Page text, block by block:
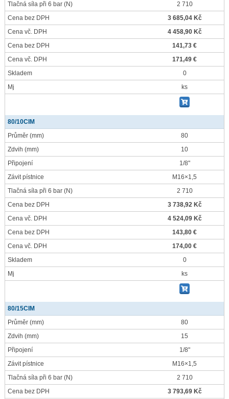
Tlačná síla při 6 bar (N)
2 710
Cena bez DPH
3 685,04 Kč
Cena vč. DPH
4 458,90 Kč
Cena bez DPH
141,73 €
Cena vč. DPH
171,49 €
Skladem
0
Mj
ks
80/10CIM
Průměr (mm)
80
Zdvih (mm)
10
Připojení
1/8"
Závit pístnice
M16×1,5
Tlačná síla při 6 bar (N)
2 710
Cena bez DPH
3 738,92 Kč
Cena vč. DPH
4 524,09 Kč
Cena bez DPH
143,80 €
Cena vč. DPH
174,00 €
Skladem
0
Mj
ks
80/15CIM
Průměr (mm)
80
Zdvih (mm)
15
Připojení
1/8"
Závit pístnice
M16×1,5
Tlačná síla při 6 bar (N)
2 710
Cena bez DPH
3 793,69 Kč